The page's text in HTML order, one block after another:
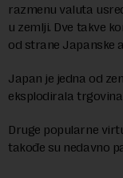
razmenu valuta
u zemlji. Dve takve
od strane Japanske
Japan je jedna od
eksplodirala
Druge popularne
takođe su nedavno